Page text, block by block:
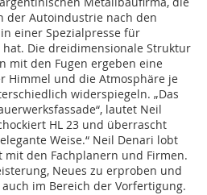
der Autoindustrie nach den
einer Spezialpresse für
hat. Die dreidimensionale Struktur
mit den Fugen ergeben eine
Himmel und die Atmosphäre je
widerspiegeln. „Das
lautet Neil
HL 23 und überrascht
Weise.“ Neil Denari lobt
den Fachplanern und Firmen.
Neues zu erproben und
im Bereich der Vorfertigung.